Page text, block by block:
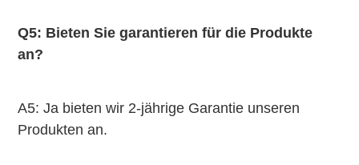
Q5: Bieten Sie garantieren für die Produkte
an?
A5: Ja bieten wir 2-jährige Garantie unseren
Produkten an.